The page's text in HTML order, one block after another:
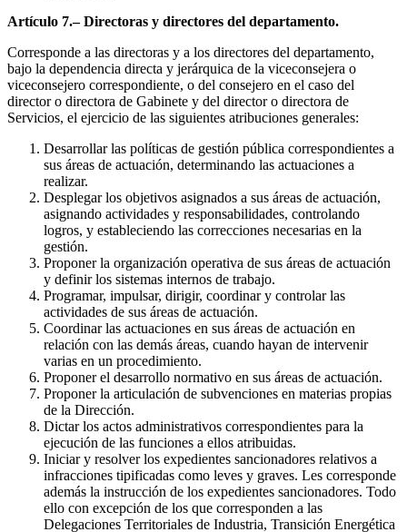
Artículo 7.– Directoras y directores del departamento.
Corresponde a las directoras y a los directores del departamento,
bajo la dependencia directa y jerárquica de la viceconsejera o
viceconsejero correspondiente, o del consejero en el caso del
director o directora de Gabinete y del director o directora de
Servicios, el ejercicio de las siguientes atribuciones generales:
Desarrollar las políticas de gestión pública correspondientes a
sus áreas de actuación, determinando las actuaciones a
realizar.
Desplegar los objetivos asignados a sus áreas de actuación,
asignando actividades y responsabilidades, controlando
logros, y estableciendo las correcciones necesarias en la
gestión.
Proponer la organización operativa de sus áreas de actuación
y definir los sistemas internos de trabajo.
Programar, impulsar, dirigir, coordinar y controlar las
actividades de sus áreas de actuación.
Coordinar las actuaciones en sus áreas de actuación en
relación con las demás áreas, cuando hayan de intervenir
varias en un procedimiento.
Proponer el desarrollo normativo en sus áreas de actuación.
Proponer la articulación de subvenciones en materias propias
de la Dirección.
Dictar los actos administrativos correspondientes para la
ejecución de las funciones a ellos atribuidas.
Iniciar y resolver los expedientes sancionadores relativos a
infracciones tipificadas como leves y graves. Les corresponde
además la instrucción de los expedientes sancionadores. Todo
ello con excepción de los que corresponden a las
Delegaciones Territoriales de Industria, Transición Energética